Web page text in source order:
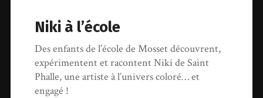
Niki à l’école
Des enfants de l’école de Mosset découvrent,
expérimentent et racontent Niki de Saint
Phalle, une artiste à l’univers coloré… et
engagé !